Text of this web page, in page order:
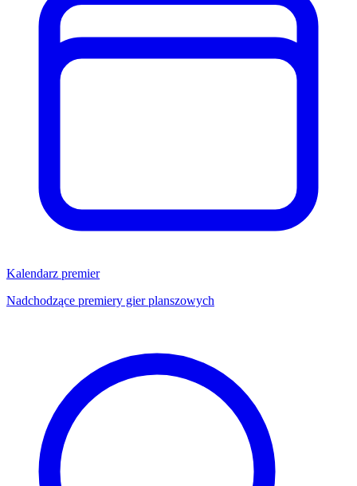
Kalendarz premier
Nadchodzące premiery gier planszowych